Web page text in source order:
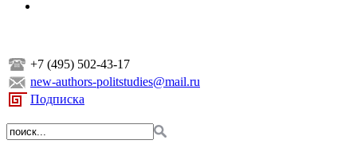
+7 (495) 502-43-17
new-authors-politstudies@mail.ru
Подписка